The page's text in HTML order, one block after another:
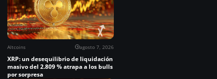
Altcoins agosto 7, 2026
XRP: un desequilibrio de liquidación
masivo del 2.809 % atrapa a los bulls
por sorpresa